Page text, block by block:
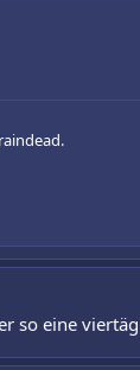
so eine